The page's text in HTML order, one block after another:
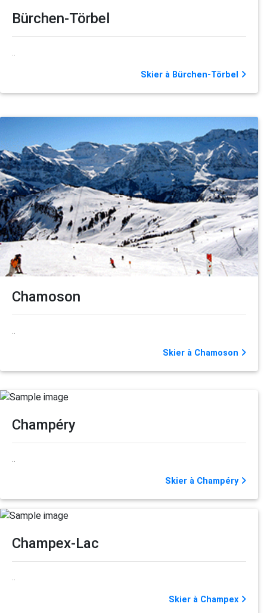
Bürchen-Törbel
..
Skier à Bürchen-Törbel
Chamoson
..
Skier à Chamoson
Champéry
..
Skier à Champéry
Champex-Lac
..
Skier à Champex